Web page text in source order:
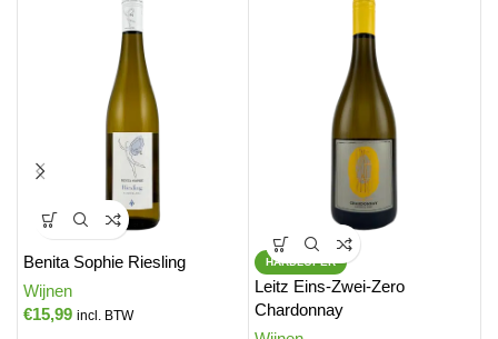
Benita Sophie Riesling
Wijnen
€15,99 incl. BTW
HARDLOPER
Leitz Eins-Zwei-Zero
Chardonnay